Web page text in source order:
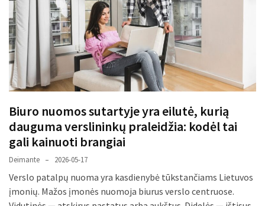
paplitę
mitai
Reduktorius
dujų
balionui:
detalė,
kurios
svarbos
nereikėtų
Trys
Biuro nuomos sutartyje yra eilutė, kurią
dauguma verslininkų praleidžia: kodėl tai
gali kainuoti brangiai
Deimante 2026-05-17
Verslo patalpų nuoma yra kasdienybė tūkstančiams Lietuvos
įmonių. Mažos įmonės nuomoja biurus verslo centruose.